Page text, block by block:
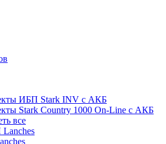
ИБП Stark INV с АКБ
Stark Country 1000 On-Line с АКБ
все